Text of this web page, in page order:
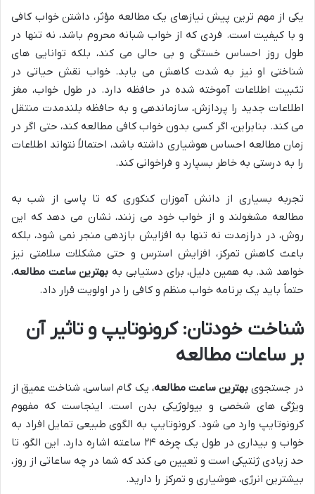
یکی از مهم ترین پیش نیازهای یک مطالعه مؤثر، داشتن خواب کافی
و با کیفیت است. فردی که از خواب شبانه محروم باشد، نه تنها در
طول روز احساس خستگی و بی حالی می کند، بلکه توانایی های
شناختی او نیز به شدت کاهش می یابد. خواب نقش حیاتی در
تثبیت اطلاعات آموخته شده در حافظه دارد. در طول خواب، مغز
اطلاعات جدید را پردازش، سازماندهی و به حافظه بلندمدت منتقل
می کند. بنابراین، اگر کسی بدون خواب کافی مطالعه کند، حتی اگر در
زمان مطالعه احساس هوشیاری داشته باشد، احتمالاً نتواند اطلاعات
را به درستی به خاطر بسپارد و فراخوانی کند.
تجربه بسیاری از دانش آموزان کنکوری که تا پاسی از شب به
مطالعه مشغولند و از خواب خود می زنند، نشان می دهد که این
روش، در درازمدت نه تنها به افزایش بازدهی منجر نمی شود، بلکه
باعث کاهش تمرکز، افزایش استرس و حتی مشکلات سلامتی نیز
خواهد شد. به همین دلیل، برای دستیابی به بهترین ساعت مطالعه،
حتماً باید یک برنامه خواب منظم و کافی را در اولویت قرار داد.
شناخت خودتان: کرونوتایپ و تاثیر آن
بر ساعات مطالعه
در جستجویبهترین ساعت مطالعه، یک گام اساسی، شناخت عمیق از
ویژگی های شخصی و بیولوژیکی بدن است. اینجاست که مفهوم
کرونوتایپ وارد می شود. کرونوتایپ به الگوی طبیعی تمایل افراد به
خواب و بیداری در طول یک چرخه ۲۴ ساعته اشاره دارد. این الگو، تا
حد زیادی ژنتیکی است و تعیین می کند که شما در چه ساعاتی از روز،
بیشترین انرژی، هوشیاری و تمرکز را دارید.